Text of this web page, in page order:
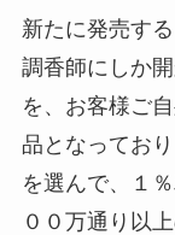
新たに発売す
調香師にしか
を、お客様ご
品となってお
を選んで、１
００万通り以